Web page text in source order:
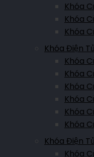
Khóa
Khóa
Khóa
Khóa Điện
Khóa
Khóa
Khóa
Khóa
Khóa
Khóa
Khóa Điện
Khóa